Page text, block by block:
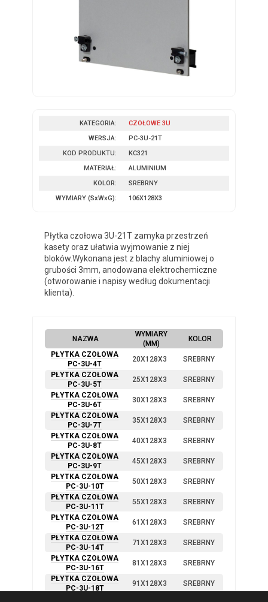
KATEGORIA:
CZOŁOWE 3U
WERSJA:
PC-3U-21T
KOD PRODUKTU:
KC321
MATERIAŁ:
ALUMINIUM
KOLOR:
SREBRNY
WYMIARY (SxWxG): 106X128X3
Płytka czołowa 3U-21T zamyka przestrzeń
kasety oraz ułatwia wyjmowanie z niej
bloków.Wykonana jest z blachy aluminiowej o
grubości 3mm, anodowana elektrochemiczne
(otworowanie i napisy według dokumentacji
klienta).
NAZWA
WYMIARY
(MM)
KOLOR
PŁYTKA CZOŁOWA
PC-3U-4T
20X128X3
SREBRNY
PŁYTKA CZOŁOWA
PC-3U-5T
25X128X3
SREBRNY
PŁYTKA CZOŁOWA
PC-3U-6T
30X128X3
SREBRNY
PŁYTKA CZOŁOWA
PC-3U-7T
35X128X3
SREBRNY
PŁYTKA CZOŁOWA
PC-3U-8T
40X128X3
SREBRNY
PŁYTKA CZOŁOWA
PC-3U-9T
45X128X3
SREBRNY
PŁYTKA CZOŁOWA
PC-3U-10T
50X128X3
SREBRNY
PŁYTKA CZOŁOWA
PC-3U-11T
55X128X3
SREBRNY
PŁYTKA CZOŁOWA
PC-3U-12T
61X128X3
SREBRNY
PŁYTKA CZOŁOWA
PC-3U-14T
71X128X3
SREBRNY
PŁYTKA CZOŁOWA
PC-3U-16T
81X128X3
SREBRNY
PŁYTKA CZOŁOWA
PC-3U-18T
91X128X3
SREBRNY